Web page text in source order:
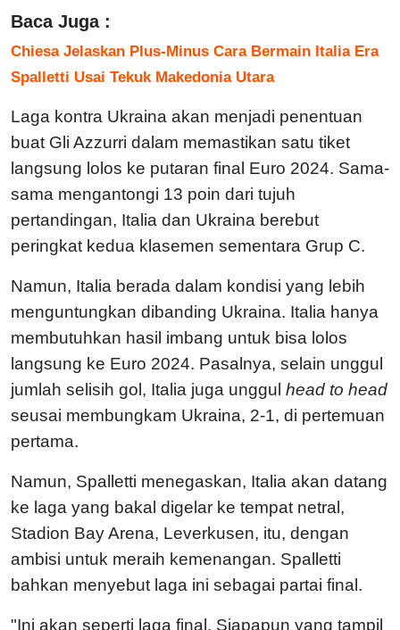
Baca Juga :
Chiesa Jelaskan Plus-Minus Cara Bermain Italia Era
Spalletti Usai Tekuk Makedonia Utara
Laga kontra Ukraina akan menjadi penentuan
buat Gli Azzurri dalam memastikan satu tiket
langsung lolos ke putaran final Euro 2024. Sama-
sama mengantongi 13 poin dari tujuh
pertandingan, Italia dan Ukraina berebut
peringkat kedua klasemen sementara Grup C.
Namun, Italia berada dalam kondisi yang lebih
menguntungkan dibanding Ukraina. Italia hanya
membutuhkan hasil imbang untuk bisa lolos
langsung ke Euro 2024. Pasalnya, selain unggul
jumlah selisih gol, Italia juga unggul head to head
seusai membungkam Ukraina, 2-1, di pertemuan
pertama.
Namun, Spalletti menegaskan, Italia akan datang
ke laga yang bakal digelar ke tempat netral,
Stadion Bay Arena, Leverkusen, itu, dengan
ambisi untuk meraih kemenangan. Spalletti
bahkan menyebut laga ini sebagai partai final.
"Ini akan seperti laga final. Siapapun yang tampil